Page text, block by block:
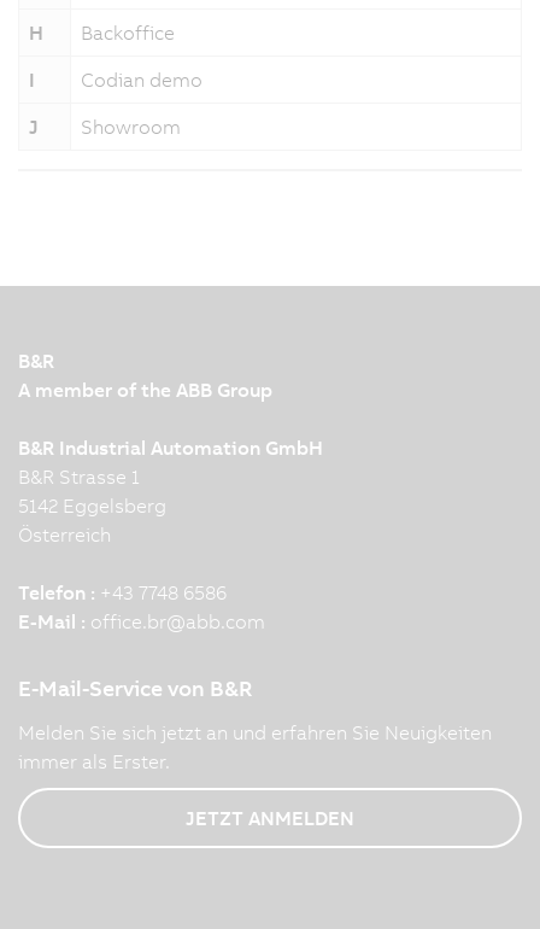
H
Backoffice
I
Codian demo
J
Showroom
B&R
A member of the ABB Group
B&R Industrial Automation GmbH
B&R Strasse 1
5142 Eggelsberg
Österreich
Telefon : +43 7748 6586
E-Mail : office.br@abb.com
E-Mail-Service von B&R
Melden Sie sich jetzt an und erfahren Sie Neuigkeiten
immer als Erster.
JETZT ANMELDEN